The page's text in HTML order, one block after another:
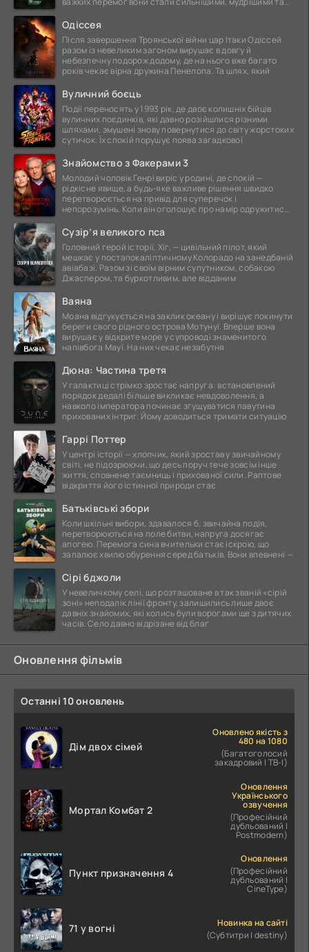
Одіссея
Після завершення Троянської війни цар Ітаки Одіссей
разом із невеликим загоном вирушає в довгу й
небезпечну подорож додому, де на нього вже багато
років чекає вірна дружина Пенелопа. Та шлях, який
Вуличний боєць
Події переносять у 1993 рік, де двоє колишніх бійців
вуличних поєдинків, які давно розійшлися різними
шляхами, змушені знову повернутися до світу жорстоких
сутичок. Їх спокій порушує поява загадкової
Знайомство з Факерами 3
Молодий чоловік Генрі виріс у родині, де спокій —
рідкісне явище, а будь-яке важливе рішення швидко
перетворюється на привід для суперечок і
непорозумінь. Коли він оголошує про намір одружитися,
Сузір’я великого пса
Головний герой історії, Хіг, — цивільний пілот, який
мешкає у постапокаліптичному Колорадо на занедбаній
авіабазі. Разом зі своїм вірним супутником, собакою
Джаспером, та буркотливим, але відданим
Ваяна
Моана відгукується на заклик океану і вирішує покинути
береги свого рідного острова Мотунуї. Вперше вона
вирушає у відкрите море у супроводі знаменитого
напівбога Мауї. На них чекає незабутня
Дюна: Частина третя
У галактиці стрімко зростає напруга: встановлений
порядок дедалі більше викликає невдоволення, а
навколо імператора починає згущуватися павутина
прихованих інтриг. Йому доводиться тримати ситуацію
Гаррі Поттер
У центрі історії — хлопчик, який зростав у звичайному
світі, не підозрюючи, що десь поруч тече зовсім інше
життя, сповнене таємниць і прихованої сили. Раптове
відкриття його істинної природи стає
Батьківські збори
Коли шкільні вибори, здавалося б, звичайна подія,
перетворюються на поле битви, напруга досягає
апогею. Перемога сина вчительки стає іскрою, що
запалює хвилю обурення серед батьків. Вони впевнені —
Сірі бджоли
У невеличкому селі, що розташоване в так званій «сірій
зоні» неподалік лінії фронту, залишились лише двоє
давніх знайомих, які колись були ворогами ще з дитячих
часів. Село давно відрізане від благ
Оновлення фільмів
Останні 10 оновлень
Дім двох сімей
Оновлено якість з
480 на 1080
(Багатоголосий
закадровий | ТВ-І)
Мортал Комбат 2
Оновлення
Українського
озвучення
(Професійний
дубльований |
Postmodern)
Пункт призначення 4
Оновлення
(Професійний
дубльований |
CineType)
71 у вогні
Новинка на сайті
(Субтитри | destiny)